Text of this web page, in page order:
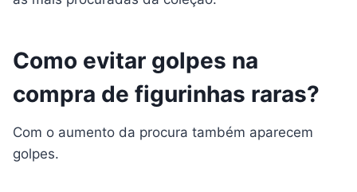
Como evitar golpes na
compra de figurinhas raras?
Com o aumento da procura também aparecem
golpes.